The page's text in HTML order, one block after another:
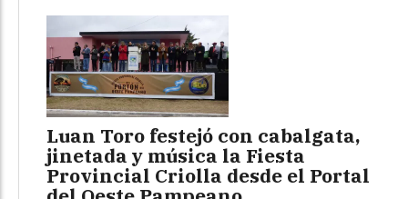
Luan Toro festejó con cabalgata,
jinetada y música la Fiesta
Provincial Criolla desde el Portal